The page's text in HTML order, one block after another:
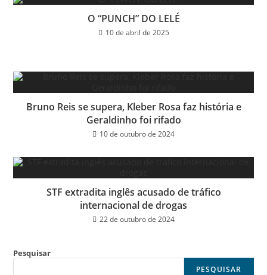
O “PUNCH” DO LELÉ
10 de abril de 2025
Bruno Reis se supera, Kleber Rosa faz história e
Geraldinho foi rifado
10 de outubro de 2024
STF extradita inglês acusado de tráfico
internacional de drogas
22 de outubro de 2024
Pesquisar
PESQUISAR